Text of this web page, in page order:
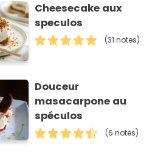
Cheesecake aux
speculos
(31 notes)
Douceur
masacarpone au
spéculos
(6 notes)